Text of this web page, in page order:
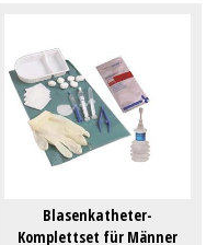
Blasenkatheter-
Komplettset für Männer